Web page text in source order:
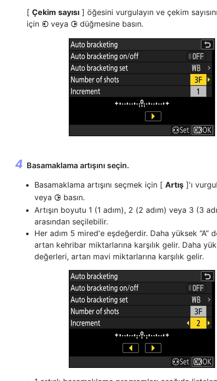
[ Çekim sayısı ] öğesini vurgulayın ve çekim
için 4 veya 2 düğmesine basın.
Basamaklama artışını seçin.
Basamaklama artışını seçmek için [ Artış ]'ı
veya 2 basın.
Artışın boyutu 1 (1 adım), 2 (2 adım) veya 3 (3
arasından seçilebilir.
Her adım 5 mired'e eşdeğerdir. Daha yüksek “A”
artan kehribar miktarlarına karşılık gelir. Daha
değerleri, artan mavi miktarlarına karşılık gelir.